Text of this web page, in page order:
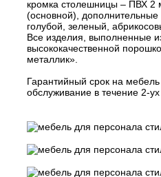
кромка столешницы – ПВХ 2
(основной), дополнительные
голубой, зеленый,
Все изделия, выполненные
высококачественной
металлик».
Гарантийный срок на
обслуживание в течение 2-ух